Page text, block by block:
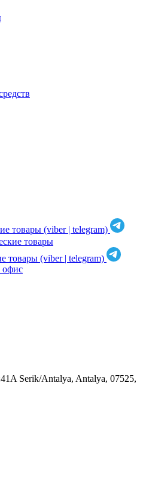
товары (viber | telegram)
товары
товары (viber | telegram)
офис
Serik/Antalya, Antalya, 07525,